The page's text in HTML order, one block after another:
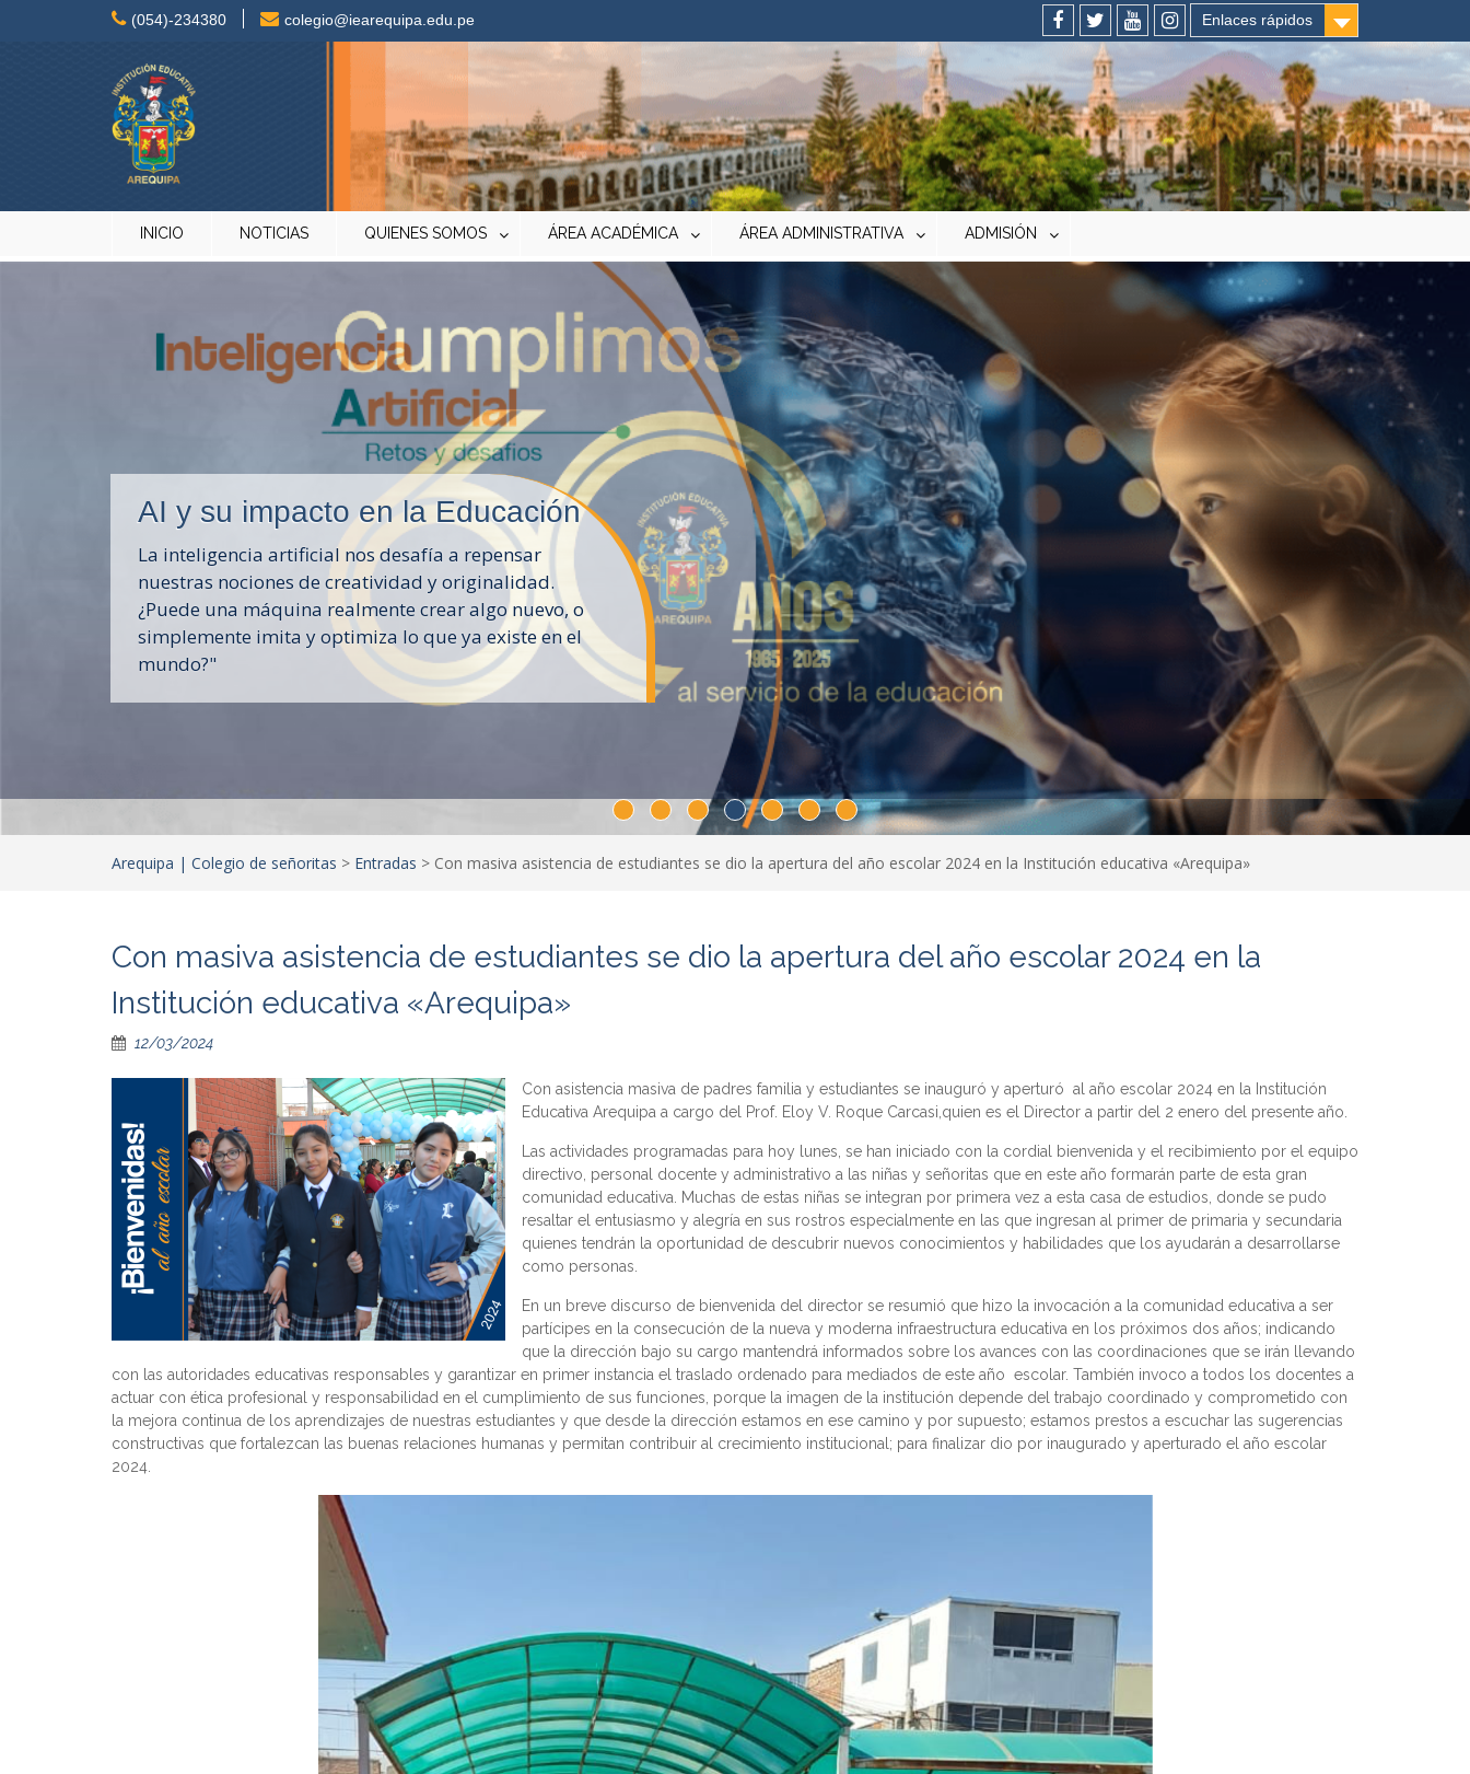
(054)-234380 colegio@iearequipa.edu.pe
Enlaces rápidos
Facebook
TwitterYou
tube
Instagram
INICIO NOTICIAS QUIENES SOMOS ÁREA ACADÉMICA ÁREA ADMINISTRATIVA ADMISIÓN
AI y su impacto en la Educación
La inteligencia artificial nos desafía a repensar
nuestras nociones de creatividad y originalidad.
¿Puede una máquina realmente crear algo nuevo, o
simplemente imita y optimiza lo que ya existe en el
mundo?"
Arequipa | Colegio de señoritas > Entradas > Con masiva asistencia de estudiantes se dio la apertura del año escolar 2024 en la Institución educativa «Arequipa»
Con masiva asistencia de estudiantes se dio la apertura del año escolar 2024 en la
Institución educativa «Arequipa»
12/03/2024
Con asistencia masiva de padres familia y estudiantes se inauguró y aperturó al año escolar 2024 en la Institución
Educativa Arequipa a cargo del Prof. Eloy V. Roque Carcasi,quien es el Director a partir del 2 enero del presente año.
Las actividades programadas para hoy lunes, se han iniciado con la cordial bienvenida y el recibimiento por el equipo
directivo, personal docente y administrativo a las niñas y señoritas que en este año formarán parte de esta gran
comunidad educativa. Muchas de estas niñas se integran por primera vez a esta casa de estudios, donde se pudo
resaltar el entusiasmo y alegría en sus rostros especialmente en las que ingresan al primer de primaria y secundaria
quienes tendrán la oportunidad de descubrir nuevos conocimientos y habilidades que los ayudarán a desarrollarse
como personas.
En un breve discurso de bienvenida del director se resumió que hizo la invocación a la comunidad educativa a ser
partícipes en la consecución de la nueva y moderna infraestructura educativa en los próximos dos años; indicando
que la dirección bajo su cargo mantendrá informados sobre los avances con las coordinaciones que se irán llevando
con las autoridades educativas responsables y garantizar en primer instancia el traslado ordenado para mediados de este año escolar. También invoco a todos los docentes a
actuar con ética profesional y responsabilidad en el cumplimiento de sus funciones, porque la imagen de la institución depende del trabajo coordinado y comprometido con
la mejora continua de los aprendizajes de nuestras estudiantes y que desde la dirección estamos en ese camino y por supuesto; estamos prestos a escuchar las sugerencias
constructivas que fortalezcan las buenas relaciones humanas y permitan contribuir al crecimiento institucional; para finalizar dio por inaugurado y aperturado el año escolar
2024.